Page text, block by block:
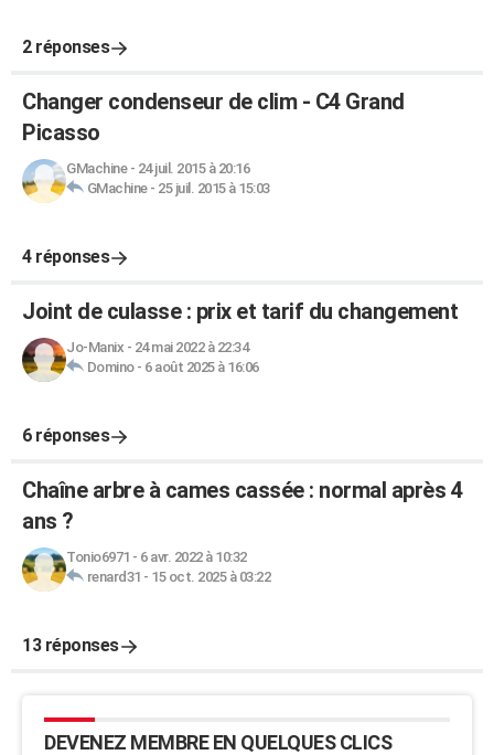
2 réponses
Changer condenseur de clim - C4 Grand
Picasso
GMachine- 24 juil. 2015 à 20:16
GMachine- 25 juil. 2015 à 15:03
4 réponses
Joint de culasse : prix et tarif du changement
Jo-Manix - 24 mai 2022 à 22:34
Domino- 6 août 2025 à 16:06
6 réponses
Chaîne arbre à cames cassée : normal après 4
ans ?
Tonio6971 - 6 avr. 2022 à 10:32
renard31 - 15 oct. 2025 à 03:22
13 réponses
DEVENEZ MEMBRE EN QUELQUES CLICS